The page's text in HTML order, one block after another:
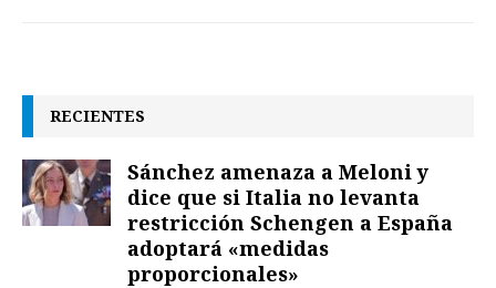
RECIENTES
Sánchez amenaza a Meloni y
dice que si Italia no levanta
restricción Schengen a España
adoptará «medidas
proporcionales»